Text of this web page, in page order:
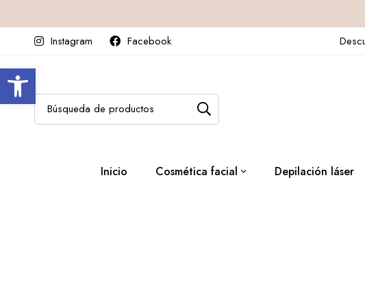
Abrir barra de herramientas
Instagram
Facebook
Inicio Cosmética facial Depilación láser